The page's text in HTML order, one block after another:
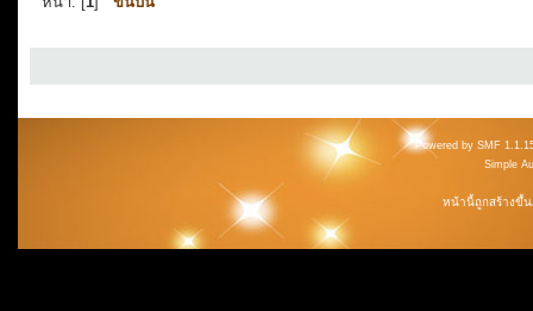
Powered by SMF
Simple
หน้านี้ถูกสร้างขึ้น